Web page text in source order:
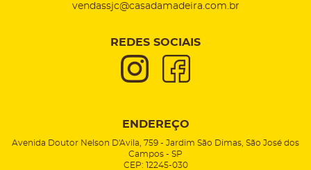
vendassjc@casadamadeira.com.br
REDES SOCIAIS
ENDEREÇO
Avenida Doutor Nelson D'Avila, 759 - Jardim São Dimas, São José dos
Campos - SP
CEP: 12245-030